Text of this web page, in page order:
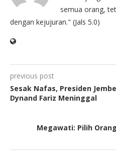
semua orang,
dengan kejujuran." (Jals 5.0)
previous post
Sesak Nafas, Presiden
Dynand Fariz Meninggal
Megawati: Pilih